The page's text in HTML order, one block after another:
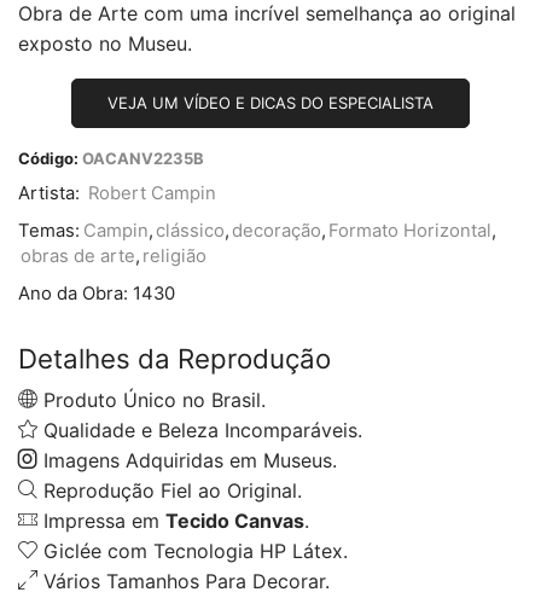
Obra de Arte com uma incrível semelhança ao original
exposto no Museu.
VEJA UM VÍDEO E DICAS DO ESPECIALISTA
Código: OACANV2235B
Artista: Robert Campin
Temas: Campin, clássico, decoração, Formato Horizontal,
obras de arte, religião
Ano da Obra: 1430
Detalhes da Reprodução
Produto Único no Brasil.
Qualidade e Beleza Incomparáveis.
Imagens Adquiridas em Museus.
Reprodução Fiel ao Original.
Impressa em Tecido Canvas.
Giclée com Tecnologia HP Látex.
Vários Tamanhos Para Decorar.